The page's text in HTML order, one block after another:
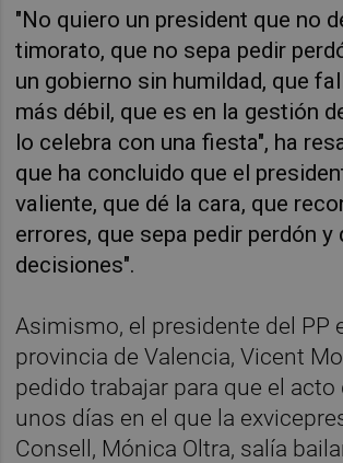
"No quiero un president que no
timorato, que no sepa pedir
un gobierno sin humildad, que
más débil, que es en la gestión
lo celebra con una fiesta", ha
que ha concluido que el
valiente, que dé la cara, que
errores, que sepa pedir perdón y
decisiones".
Asimismo, el presidente del PP
provincia de Valencia, Vicent
pedido trabajar para que el acto
unos días en el que la
Consell, Mónica Oltra, salía